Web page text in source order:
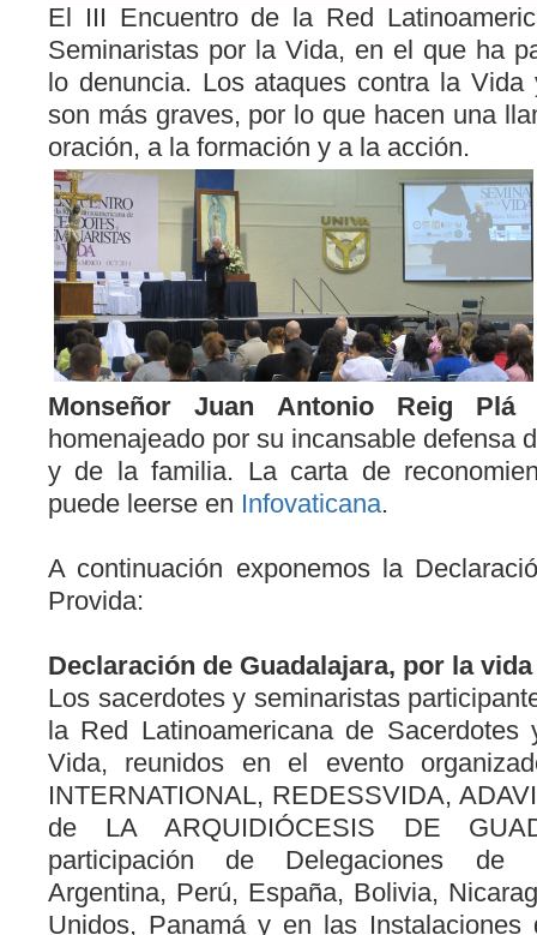
El III Encuentro de la Red
Seminaristas por la Vida, en el que ha
lo denuncia. Los ataques contra la
son más graves, por lo que hacen una
oración, a la formación y a la acción.
Monseñor Juan Antonio Reig
homenajeado por su incansable defensa
y de la familia. La carta de
puede leerse en Infovaticana.
A continuación exponemos la
Provida:
Declaración de Guadalajara, por la
Los sacerdotes y seminaristas
la Red Latinoamericana de
Vida, reunidos en el evento
INTERNATIONAL, REDESSVIDA,
de LA ARQUIDIÓCESIS DE
participación de Delegaciones de
Argentina, Perú, España, Bolivia,
Unidos, Panamá y en las Instalaciones